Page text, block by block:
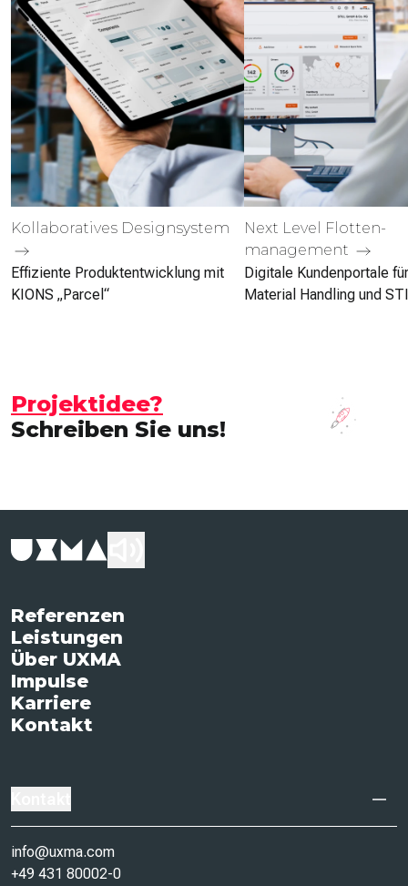
Kollabo­ratives Design­system
Effiziente Produktentwicklung mit
KIONS „Parcel“
Next Level Flotten­
management
Digitale Kunden­portale
Material Handling und
Projektidee?
Schreiben Sie uns!
Referenzen
Leistungen
Über UXMA
Impulse
Karriere
Kontakt
info@uxma.com
+49 431 80002-0